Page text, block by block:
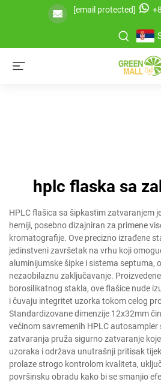
[email protected]
hplc flaska sa
HPLC flašica sa šipkastim zatvaranjem
hemiji, posebno dizajniran za primene
kromatografije. Ove precizno izrađene
jedinstveni završetak na vrhu koji
aluminijumske šipke i sistema septuma,
nezaobilaznu zaključavanje.
borosilikatnog stakla, ove flašice nude
i čuvaju integritet uzorka tokom celog
Standardizovane dimenzije 12x32mm
većinom savremenih HPLC
zatvaranja pruža sigurno zatvaranje
uzoraka i održava unutrašnji pritisak
prolaze strogo kontrolom kvaliteta,
površinsku obradu kako bi se smanjio